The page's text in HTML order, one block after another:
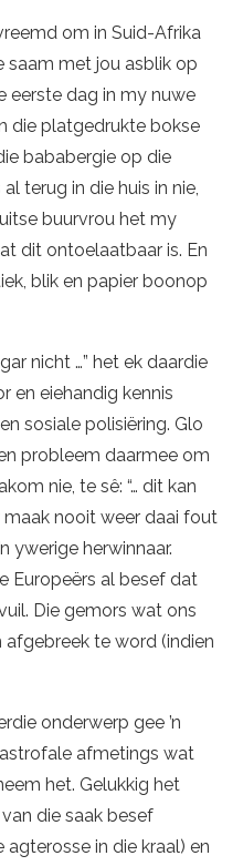
om in Suid-Afrika
saam met jou asblik op
eerste dag in my nuwe
die platgedrukte bokse
bababergie op die
terug in die huis in nie,
buurvrou het my
dit ontoelaatbaar is. En
blik en papier boonop
nicht …” het ek daardie
en eiehandig kennis
sosiale polisiëring. Glo
probleem daarmee om
nie, te sê: “… dit kan
maak nooit weer daai fout
ywerige herwinnaar.
Europeërs al besef dat
Die gemors wat ons
te word (indien
onderwerp gee ’n
afmetings wat
het. Gelukkig het
die saak besef
agterosse in die kraal) en